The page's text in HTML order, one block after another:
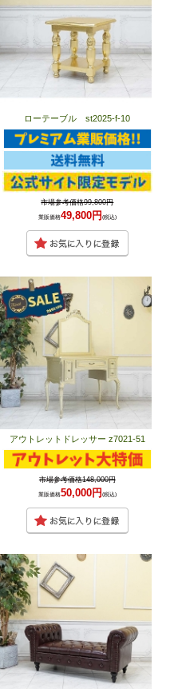
ローテーブル st2025-f-10
市場参考価格99,800円
業販価格49,800円 (税込)
アウトレットドレッサー z7021-51
市場参考価格148,000円
業販価格50,000円 (税込)